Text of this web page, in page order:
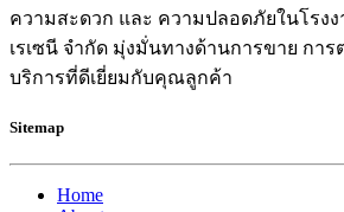
ความสะดวก และ ความปลอดภัยในโรง
เรเซนี จำกัด มุ่งมั่นทางด้านการขาย กา
บริการที่ดีเยี่ยมกับคุณลูกค้า
Sitemap
Home